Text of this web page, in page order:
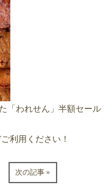
「われせん」半額セール
利用ください！
次の記事 »